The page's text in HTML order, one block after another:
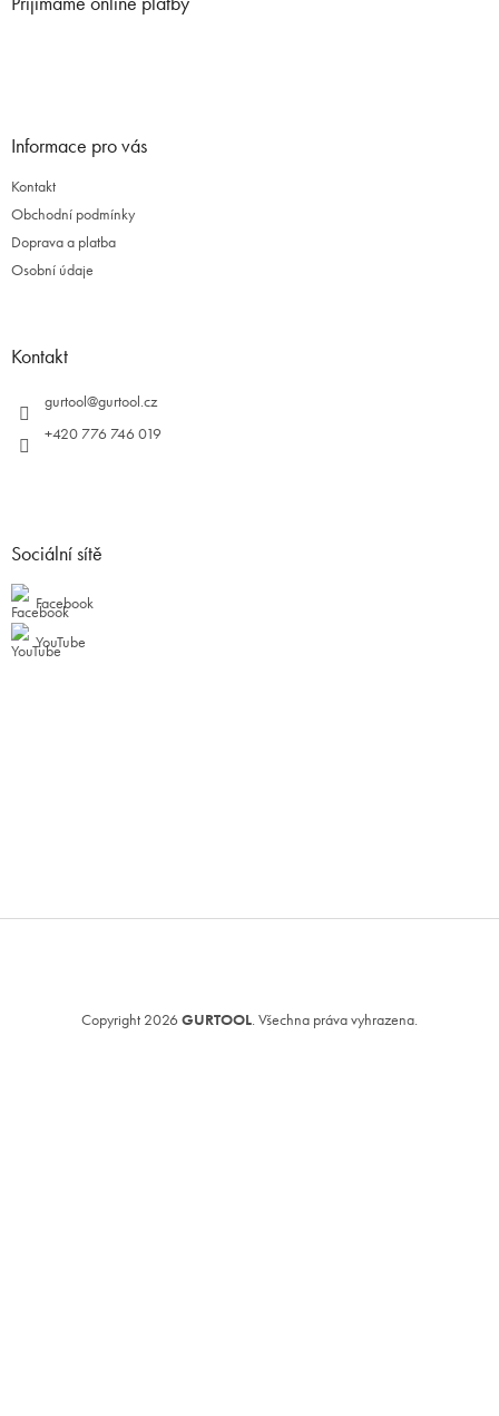
Informace pro vás
Kontakt
Obchodní podmínky
Doprava a platba
Osobní údaje
Kontakt
gurtool@gurtool.cz
+420 776 746 019
Sociální sítě
Facebook
YouTube
Copyright 2026 GURTOOL. Všechna práva vyhrazena.